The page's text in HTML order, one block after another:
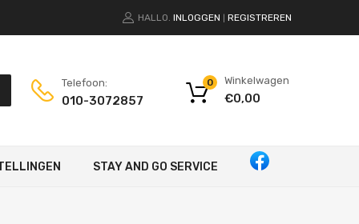
HALLO. INLOGGEN REGISTREREN
Telefoon:
010-3072857
Winkelwagen
€0,00
0
STAY AND GO SERVICE